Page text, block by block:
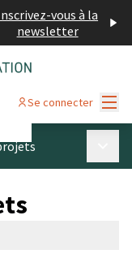
vous à la
newsletter
Se connecter